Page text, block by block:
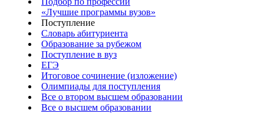
«Лучшие программы вузов»
Поступление
Словарь абитуриента
Образование за рубежом
Поступление в вуз
ЕГЭ
Итоговое сочинение (изложение)
Олимпиады для поступления
Все о втором высшем образовании
Все о высшем образовании